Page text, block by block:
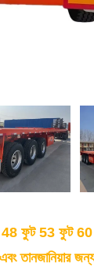
ফুট 53 ফুট 60
এবং তানজানিয়ার